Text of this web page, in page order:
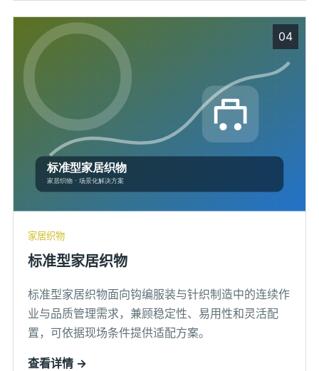
04
家居织物
标准型家居织物
标准型家居织物面向钩编服装与针织制造中的连续作
业与品质管理需求，兼顾稳定性、易用性和灵活配
置，可依据现场条件提供适配方案。
查看详情 →